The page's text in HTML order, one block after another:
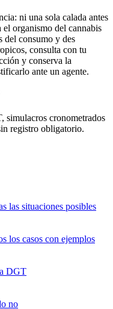
ni una sola calada antes
organismo del cannabis
del consumo y des
consulta con tu
y conserva la
ante un agente.
simulacros cronometrados
registro obligatorio.
las situaciones posibles
los casos con ejemplos
DGT
no